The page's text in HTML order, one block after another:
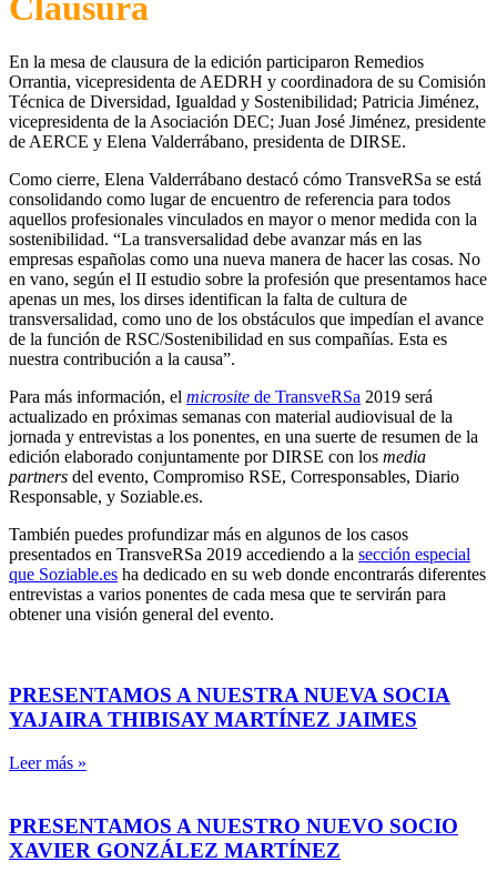
En la mesa de clausura de la edición participaron Remedios
Orrantia, vicepresidenta de AEDRH y coordinadora de su Comisión
Técnica de Diversidad, Igualdad y Sostenibilidad; Patricia Jiménez,
vicepresidenta de la Asociación DEC; Juan José Jiménez, presidente
de AERCE y Elena Valderrábano, presidenta de DIRSE.
Como cierre, Elena Valderrábano destacó cómo TransveRSa se está
consolidando como lugar de encuentro de referencia para todos
aquellos profesionales vinculados en mayor o menor medida con la
sostenibilidad. “La transversalidad debe avanzar más en las
empresas españolas como una nueva manera de hacer las cosas. No
en vano, según el II estudio sobre la profesión que presentamos hace
apenas un mes, los dirses identifican la falta de cultura de
transversalidad, como uno de los obstáculos que impedían el avance
de la función de RSC/Sostenibilidad en sus compañías. Esta es
nuestra contribución a la causa”.
Para más información, el microsite de TransveRSa 2019 será
actualizado en próximas semanas con material audiovisual de la
jornada y entrevistas a los ponentes, en una suerte de resumen de la
edición elaborado conjuntamente por DIRSE con los media
partners del evento, Compromiso RSE, Corresponsables, Diario
Responsable, y Soziable.es.
También puedes profundizar más en algunos de los casos
presentados en TransveRSa 2019 accediendo a la sección especial
que Soziable.es ha dedicado en su web donde encontrarás diferentes
entrevistas a varios ponentes de cada mesa que te servirán para
obtener una visión general del evento.
PRESENTAMOS A NUESTRA NUEVA SOCIA
YAJAIRA THIBISAY MARTÍNEZ JAIMES
Leer más »
PRESENTAMOS A NUESTRO NUEVO SOCIO
XAVIER GONZÁLEZ MARTÍNEZ